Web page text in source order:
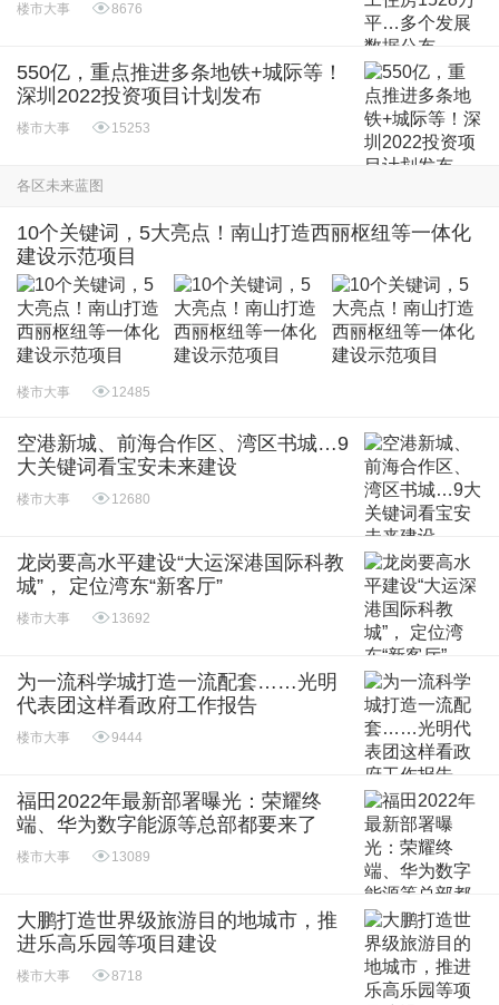
楼市大事 8676
550亿，重点推进多条地铁+城际等！
深圳2022投资项目计划发布
楼市大事 15253
各区未来蓝图
10个关键词，5大亮点！南山打造西丽枢纽等一体化
建设示范项目
楼市大事 12485
空港新城、前海合作区、湾区书城…9
大关键词看宝安未来建设
楼市大事 12680
龙岗要高水平建设“大运深港国际科教
城”， 定位湾东“新客厅”
楼市大事 13692
为一流科学城打造一流配套……光明
代表团这样看政府工作报告
楼市大事 9444
福田2022年最新部署曝光：荣耀终
端、华为数字能源等总部都要来了
楼市大事 13089
大鹏打造世界级旅游目的地城市，推
进乐高乐园等项目建设
楼市大事 8718